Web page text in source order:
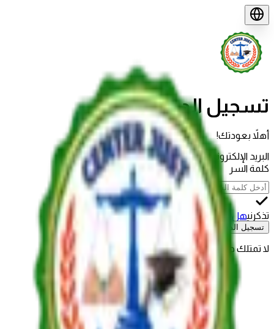
تسجيل الدخول
أهلاً بعودتك!
البريد الإلكتروني
كلمة السر
تذكرنيهل نسيت كلمة السر؟
تسجيل الدخول
لا تمتلك حساباً؟ إنشاء حساب